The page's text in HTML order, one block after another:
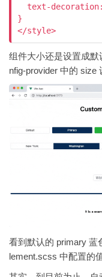
text-
}
</style>
组件大小还是设置成
nfig-provider 中的 size
看到默认的 primary 蓝
lement.scss 中配置的